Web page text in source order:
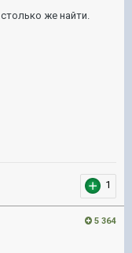
же найти.
1
5 364